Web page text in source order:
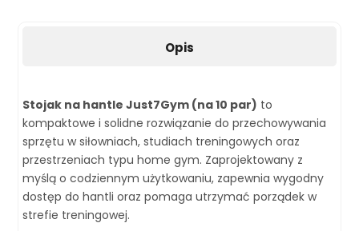
Opis
Stojak na hantle Just7Gym (na 10 par) to
kompaktowe i solidne rozwiązanie do przechowywania
sprzętu w siłowniach, studiach treningowych oraz
przestrzeniach typu home gym. Zaprojektowany z
myślą o codziennym użytkowaniu, zapewnia wygodny
dostęp do hantli oraz pomaga utrzymać porządek w
strefie treningowej.